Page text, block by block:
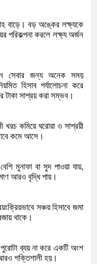
বাড়ে। বড় অঙ্কের লক্ষ্যকে
পরিকল্পনা করলে লক্ষ্য অর্জন
সেবার জন্য অনেক সময়
হিসাব পর্যালোচনা করে
সাশ্রয় করা সম্ভব।
খরচ কমিয়ে ঘরোয়া ও সাশ্রয়ী
কমে আসে।
মুনাফা বা সুদ পাওয়া যায়,
আরও বৃদ্ধি পায়।
সঞ্চয় হিসাবে জমা
থাকে।
ব্যয় না করে একটি অংশ
শক্তিশালী হয়।